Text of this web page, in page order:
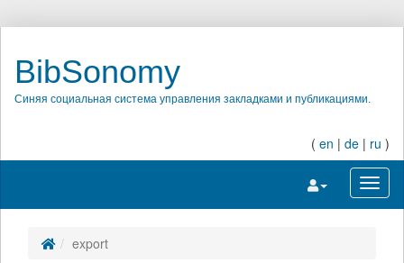
BibSonomy
Синяя социальная система управления закладками и публикациями.
( en | de | ru )
Переключить
export